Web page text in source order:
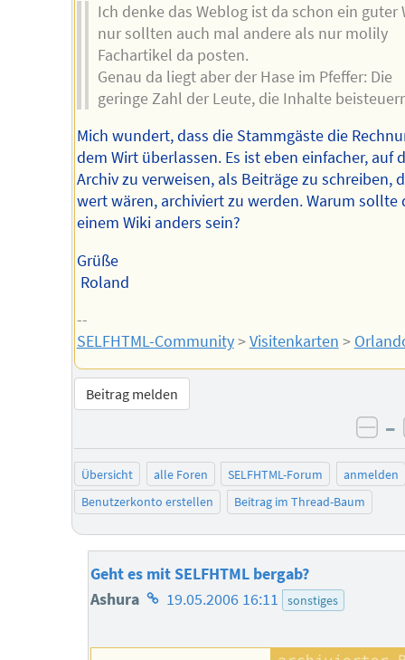
Ich denke das Weblog ist da schon ein guter
nur sollten auch mal andere als nur molily
Fachartikel da posten.
Genau da liegt aber der Hase im Pfeffer: Die
geringe Zahl der Leute, die Inhalte
Mich wundert, dass die Stammgäste die
dem Wirt überlassen. Es ist eben einfacher, auf
Archiv zu verweisen, als Beiträge zu schreiben,
wert wären, archiviert zu werden. Warum sollte
einem Wiki anders sein?
Grüße
Roland
--
SELFHTML-Community>Visitenkarten >
Beitrag melden
–
Übersicht alle Foren SELFHTML-Forum
anmelden
Benutzerkonto erstellen
Beitrag im Thread-Baum
Geht es mit SELFHTML bergab?
Ashura Homepage
Autors
19.05.2006 16:11 sonstiges